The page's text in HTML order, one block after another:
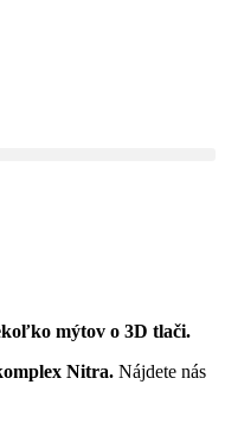
mýtov o 3D tlači.
Nitra. Nájdete nás